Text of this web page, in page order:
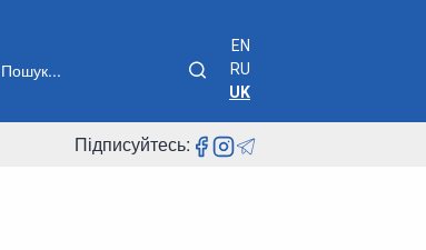
EN
RU
UK
Підписуйтесь: